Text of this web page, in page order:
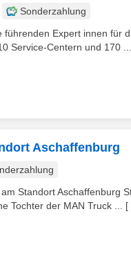
Sonderzahlung
Expert innen für
Service-Centern und 170 ...
Aschaffenburg
Standort Aschaffenburg
Tochter der MAN Truck ...
[